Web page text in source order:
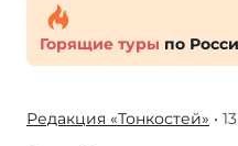
Горящие туры по
Редакция «Тонкостей» •